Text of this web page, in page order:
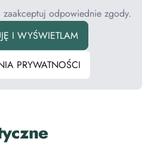
odpowiednie zgody.
I WYŚWIETLAM
PRYWATNOŚCI